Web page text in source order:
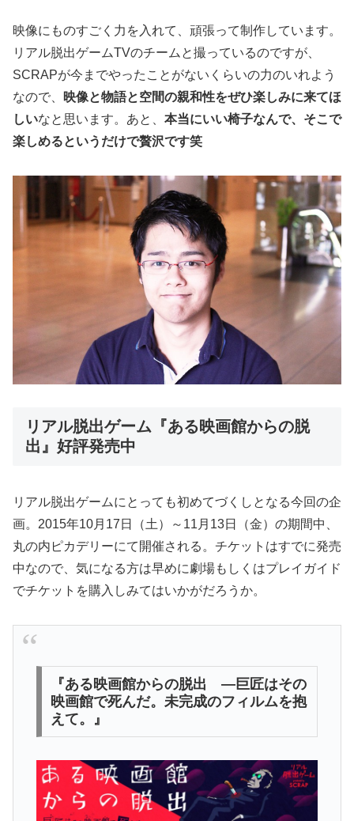
映像にものすごく力を入れて、頑張って制作しています。
リアル脱出ゲームTVのチームと撮っているのですが、
SCRAPが今までやったことがないくらいの力のいれよう
なので、
映像と物語と空間の親和性をぜひ楽しみに来てほ
しいなと思います。あと、 本当にいい椅子なんで、そこで
楽しめるというだけで贅沢です笑
リアル脱出ゲーム『ある映画館からの脱
出』好評発売中
リアル脱出ゲームにとっても初めてづくしとなる今回の企
画。2015年10月17日（土）～11月13日（金）の期間中、
丸の内ピカデリーにて開催される。チケットはすでに発売
中なので、気になる方は早めに劇場もしくはプレイガイド
でチケットを購入しみてはいかがだろうか。
『ある映画館からの脱出 ―巨匠はその
映画館で死んだ。未完成のフィルムを抱
えて。』